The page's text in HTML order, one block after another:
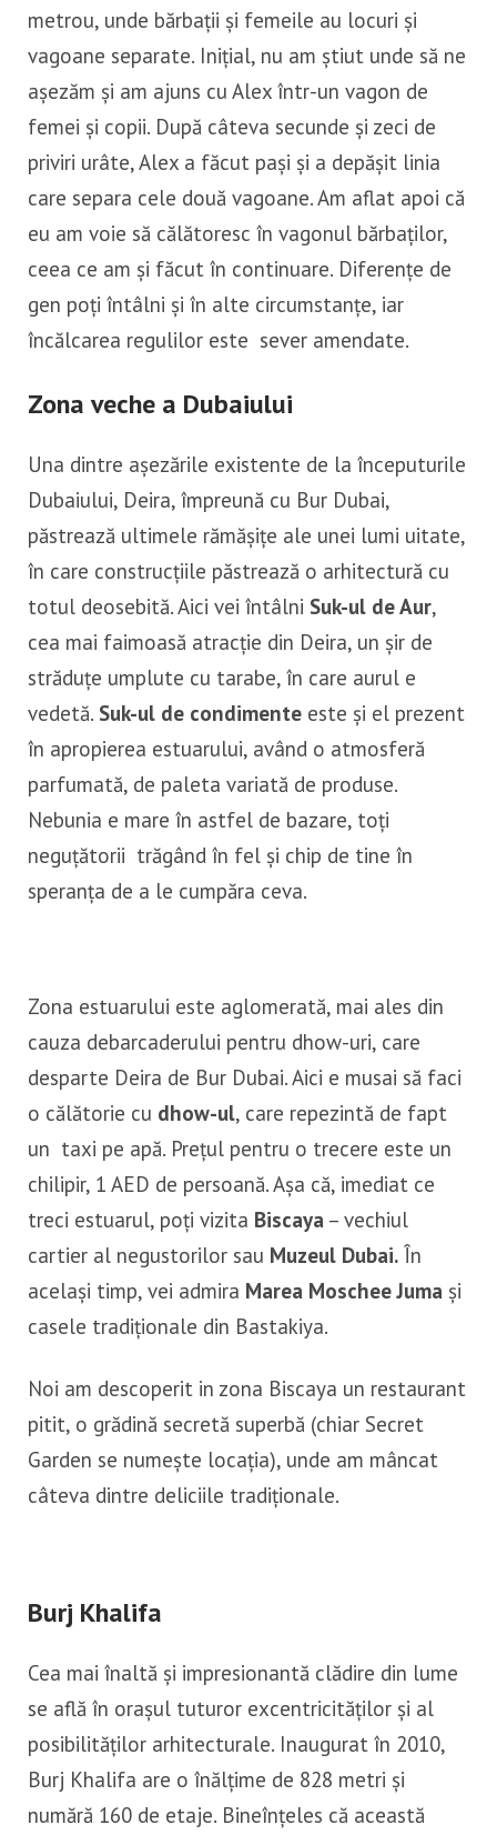
metrou, unde bărbații și femeile au locuri și
vagoane separate. Inițial, nu am știut unde să ne
așezăm și am ajuns cu Alex într-un vagon de
femei și copii. După câteva secunde și zeci de
priviri urâte, Alex a făcut pași și a depășit linia
care separa cele două vagoane. Am aflat apoi că
eu am voie să călătoresc în vagonul bărbaților,
ceea ce am și făcut în continuare. Diferențe de
gen poți întâlni și în alte circumstanțe, iar
încălcarea regulilor este sever amendate.
Zona veche a Dubaiului
Una dintre așezările existente de la începuturile
Dubaiului, Deira, împreună cu Bur Dubai,
păstrează ultimele rămășițe ale unei lumi uitate,
în care construcțiile păstrează o arhitectură cu
totul deosebită. Aici vei întâlni Suk-ul de Aur,
cea mai faimoasă atracție din Deira, un șir de
străduțe umplute cu tarabe, în care aurul e
vedetă. Suk-ul de condimente este și el prezent
în apropierea estuarului, având o atmosferă
parfumată, de paleta variată de produse.
Nebunia e mare în astfel de bazare, toți
neguțătorii trăgând în fel și chip de tine în
speranța de a le cumpăra ceva.
Zona estuarului este aglomerată, mai ales din
cauza debarcaderului pentru dhow-uri, care
desparte Deira de Bur Dubai. Aici e musai să faci
o călătorie cu dhow-ul, care repezintă de fapt
un taxi pe apă. Prețul pentru o trecere este un
chilipir, 1 AED de persoană. Așa că, imediat ce
treci estuarul, poți vizita Biscaya – vechiul
cartier al negustorilor sau Muzeul Dubai. În
același timp, vei admira Marea Moschee Juma și
casele tradiționale din Bastakiya.
Noi am descoperit in zona Biscaya un restaurant
pitit, o grădină secretă superbă (chiar Secret
Garden se numește locația), unde am mâncat
câteva dintre deliciile tradiționale.
Burj Khalifa
Cea mai înaltă și impresionantă clădire din lume
se află în orașul tuturor excentricităților și al
posibilităților arhitecturale. Inaugurat în 2010,
Burj Khalifa are o înălțime de 828 metri și
numără 160 de etaje. Bineînțeles că această